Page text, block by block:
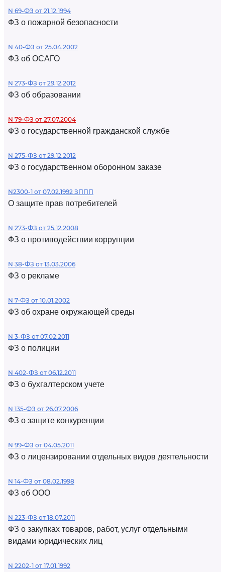
N 69-ФЗ от 21.12.1994
ФЗ о пожарной безопасности
N 40-ФЗ от 25.04.2002
ФЗ об ОСАГО
N 273-ФЗ от 29.12.2012
ФЗ об образовании
N 79-ФЗ от 27.07.2004
ФЗ о государственной гражданской службе
N 275-ФЗ от 29.12.2012
ФЗ о государственном оборонном заказе
N2300-1 от 07.02.1992 ЗППП
О защите прав потребителей
N 273-ФЗ от 25.12.2008
ФЗ о противодействии коррупции
N 38-ФЗ от 13.03.2006
ФЗ о рекламе
N 7-ФЗ от 10.01.2002
ФЗ об охране окружающей среды
N 3-ФЗ от 07.02.2011
ФЗ о полиции
N 402-ФЗ от 06.12.2011
ФЗ о бухгалтерском учете
N 135-ФЗ от 26.07.2006
ФЗ о защите конкуренции
N 99-ФЗ от 04.05.2011
ФЗ о лицензировании отдельных видов деятельности
N 14-ФЗ от 08.02.1998
ФЗ об ООО
N 223-ФЗ от 18.07.2011
ФЗ о закупках товаров, работ, услуг отдельными
видами юридических лиц
N 2202-1 от 17.01.1992